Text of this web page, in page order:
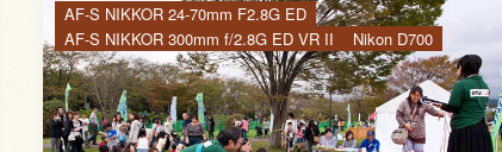
AF-S NIKKOR 24-70mm F2.8G ED
AF-S NIKKOR 300mm f/2.8G ED VR II
Nikon D700